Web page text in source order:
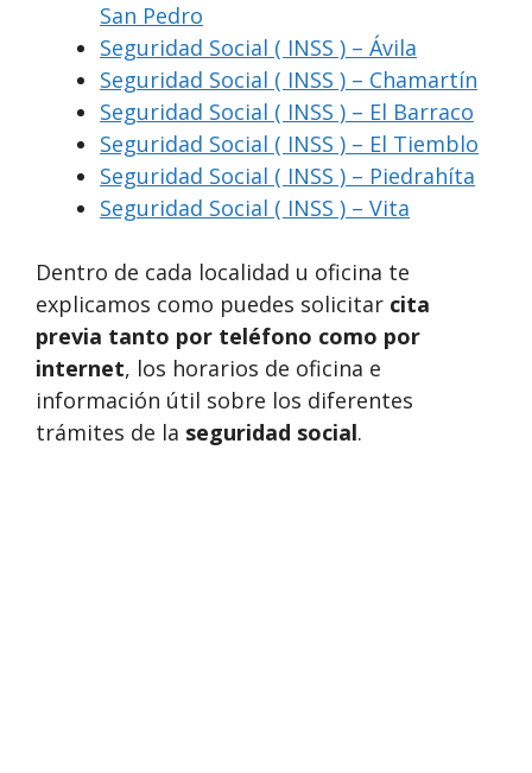
San Pedro
Seguridad Social ( INSS ) – Ávila
Seguridad Social ( INSS ) – Chamartín
Seguridad Social ( INSS ) – El Barraco
Seguridad Social ( INSS ) – El Tiemblo
Seguridad Social ( INSS ) – Piedrahíta
Seguridad Social ( INSS ) – Vita
Dentro de cada localidad u oficina te
explicamos como puedes solicitar cita
previa tanto por teléfono como por
internet, los horarios de oficina e
información útil sobre los diferentes
trámites de la seguridad social.